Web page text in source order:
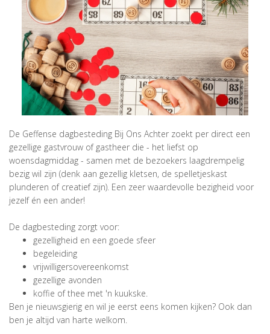
De Geffense dagbesteding Bij Ons Achter zoekt per direct een
gezellige gastvrouw of gastheer die - het liefst op
woensdagmiddag - samen met de bezoekers laagdrempelig
bezig wil zijn (denk aan gezellig kletsen, de spelletjeskast
plunderen of creatief zijn). Een zeer waardevolle bezigheid voor
jezelf én een ander!
De dagbesteding zorgt voor:
gezelligheid en een goede sfeer
begeleiding
vrijwilligersovereenkomst
gezellige avonden
koffie of thee met 'n kuukske.
Ben je nieuwsgierig en wil je eerst eens komen kijken? Ook dan
ben je altijd van harte welkom.